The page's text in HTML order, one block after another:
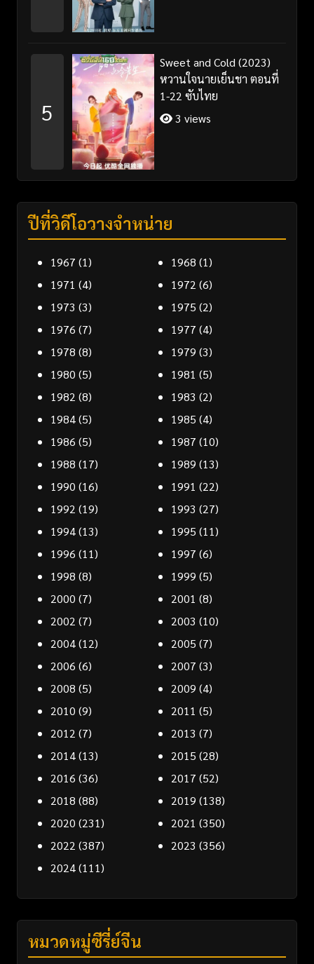
5
Sweet and Cold (2023)
หวานใจนายเย็นชา ตอนที่
1-22 ซับไทย
3 views
ปีที่วิดีโอวางจำหน่าย
1967 (1) 1968 (1)
1971 (4) 1972 (6)
1973 (3) 1975 (2)
1976 (7) 1977 (4)
1978 (8) 1979 (3)
1980 (5) 1981 (5)
1982 (8) 1983 (2)
1984(5) 1985 (4)
1986 (5) 1987 (10)
1988 (17) 1989 (13)
1990 (16) 1991 (22)
1992 (19) 1993 (27)
1994(13) 1995 (11)
1996 (11) 1997 (6)
1998 (8) 1999 (5)
2000 (7) 2001 (8)
2002 (7) 2003 (10)
2004(12) 2005 (7)
2006 (6) 2007 (3)
2008 (5) 2009 (4)
2010 (9) 2011 (5)
2012 (7) 2013 (7)
2014(13) 2015 (28)
2016 (36) 2017 (52)
2018 (88) 2019 (138)
2020 (231) 2021 (350)
2022 (387) 2023 (356)
2024(111)
หมวดหมู่ซีรี่ย์จีน